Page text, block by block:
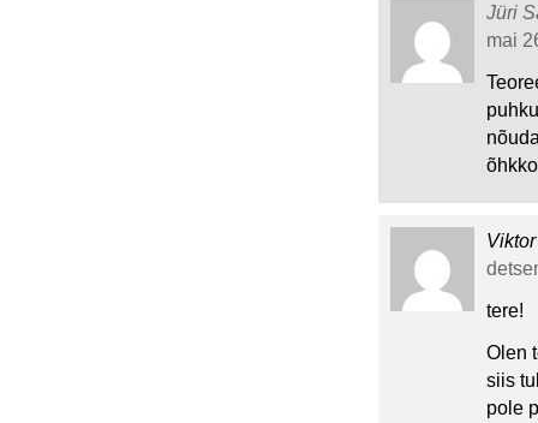
Jüri
mai
Viktor
tere!
Olen
siis
pole